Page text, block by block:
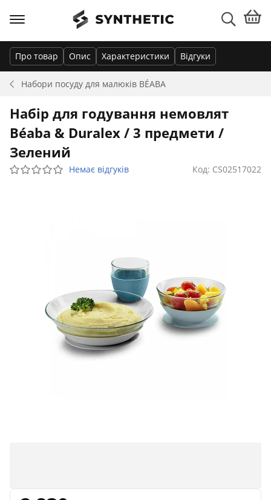
Набори посуду для малюків BÉABA
Про товар Опис Характеристики Відгуки
Набір для годування немовлят
Béaba & Duralex / 3 предмети /
Зелений
Немає відгуків Код: CS02517022